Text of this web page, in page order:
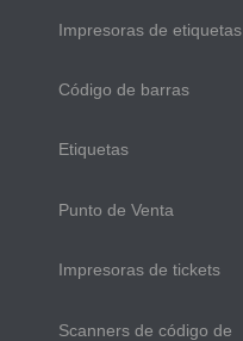
Impresoras de etiquetas
Código de barras
Etiquetas
Punto de Venta
Impresoras de tickets
Scanners de código de